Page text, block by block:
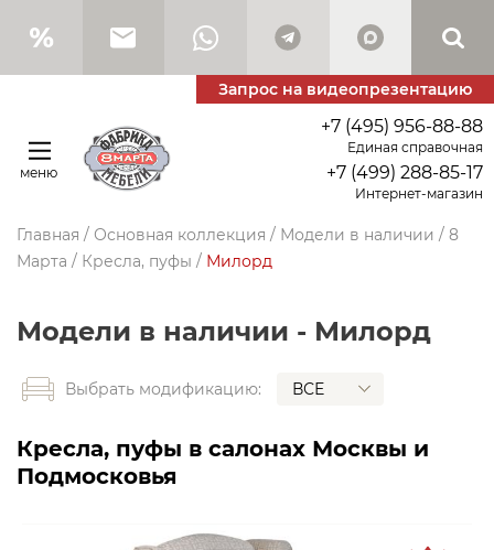
Запрос на видеопрезентацию
меню
+7 (495) 956-88-88
Единая справочная
+7 (499) 288-85-17
Интернет-магазин
Главная / Основная коллекция / Модели в наличии / 8
Марта / Кресла, пуфы / Милорд
Модели в наличии - Милорд
Выбрать модификацию: ВСЕ
Кресла, пуфы в салонах Москвы и
Подмосковья